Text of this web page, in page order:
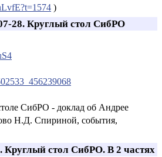
)
28. Круглый стол СибРО
СибРО - доклад об Андрее
Н.Д. Спириной, события,
стол СибРО. В 2 частях